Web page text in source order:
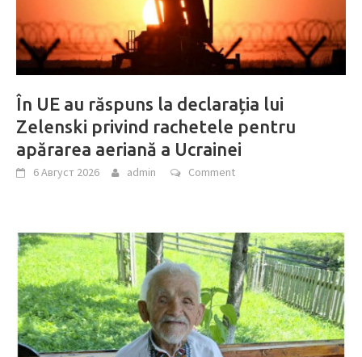
În UE au răspuns la declarația lui
Zelenski privind rachetele pentru
apărarea aeriană a Ucrainei
6 Август 2026 admin Comment